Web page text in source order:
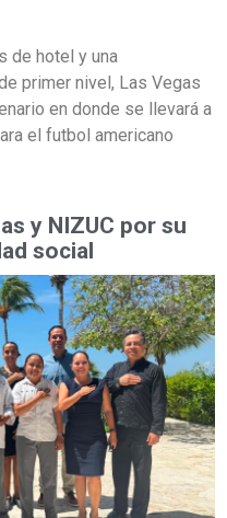
de hotel y una
primer nivel, Las Vegas
en donde se llevará a
el futbol americano
y NIZUC por su
social